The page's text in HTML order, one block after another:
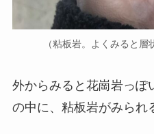
（粘板岩。よくみると層
外からみると花崗岩っぽ
の中に、粘板岩がみられ